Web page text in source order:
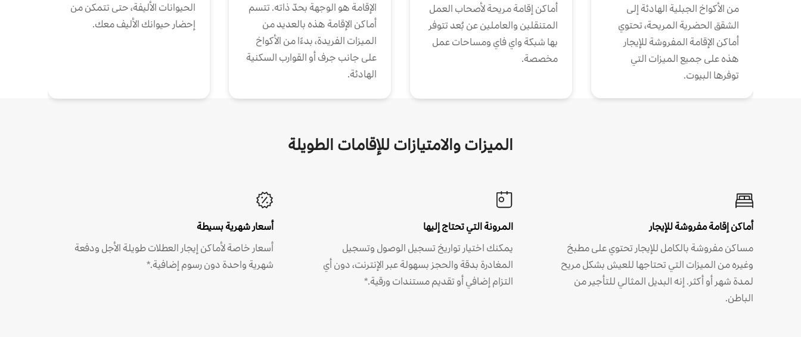
من الأكواخ الجبلية الهادئة إلى
الشقق الحضرية المريحة، تحتوي
أماكن الإقامة المفروشة للإيجار
هذه على جميع الميزات التي
توفرها البيوت.
أماكن إقامة مريحة لأصحاب العمل
المتنقلين والعاملين عن بُعد تتوفر
بها شبكة واي فاي ومساحات عمل
مخصصة.
الإقامة هو الوجهة بحدّ ذاته. تتسم
أماكن الإقامة هذه بالعديد من
الميزات الفريدة، بدءًا من الأكواخ
على جانب جرف أو القوارب السكنية
الهادئة.
الحيوانات الأليفة، حتى تتمكن من
إحضار حيوانك الأليف معك.
الميزات والامتيازات للإقامات الطويلة
أماكن إقامة مفروشة للإيجار
مساكن مفروشة بالكامل للإيجار تحتوي على مطبخ
وغيره من الميزات التي تحتاجها للعيش بشكل مريح
لمدة شهر أو أكثر. إنه البديل المثالي للتأجير من
الباطن.
المرونة التي تحتاج إليها
يمكنك اختيار تواريخ تسجيل الوصول وتسجيل
المغادرة بدقة والحجز بسهولة عبر الإنترنت، دون أي
التزام إضافي أو تقديم مستندات ورقية.*
أسعار شهرية بسيطة
أسعار خاصة لأماكن إيجار العطلات طويلة الأجل ودفعة
شهرية واحدة دون رسوم إضافية.*